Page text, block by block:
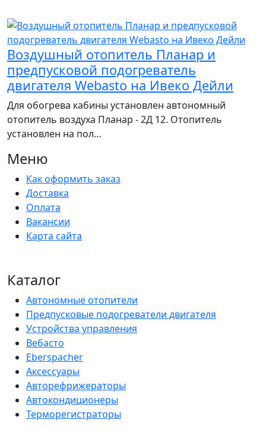
Воздушный отопитель Планар и
предпусковой подогреватель
двигателя Webasto на Ивеко Дейли
Для обогрева кабины установлен автономный
отопитель воздуха Планар - 2Д 12. Отопитель
установлен на пол…
Меню
Как оформить заказ
Доставка
Оплата
Вакансии
Карта сайта
Каталог
Автономные отопители
Предпусковые подогреватели двигателя
Устройства управления
Вебасто
Eberspacher
Аксессуары
Авторефрижераторы
Автокондиционеры
Терморегистраторы